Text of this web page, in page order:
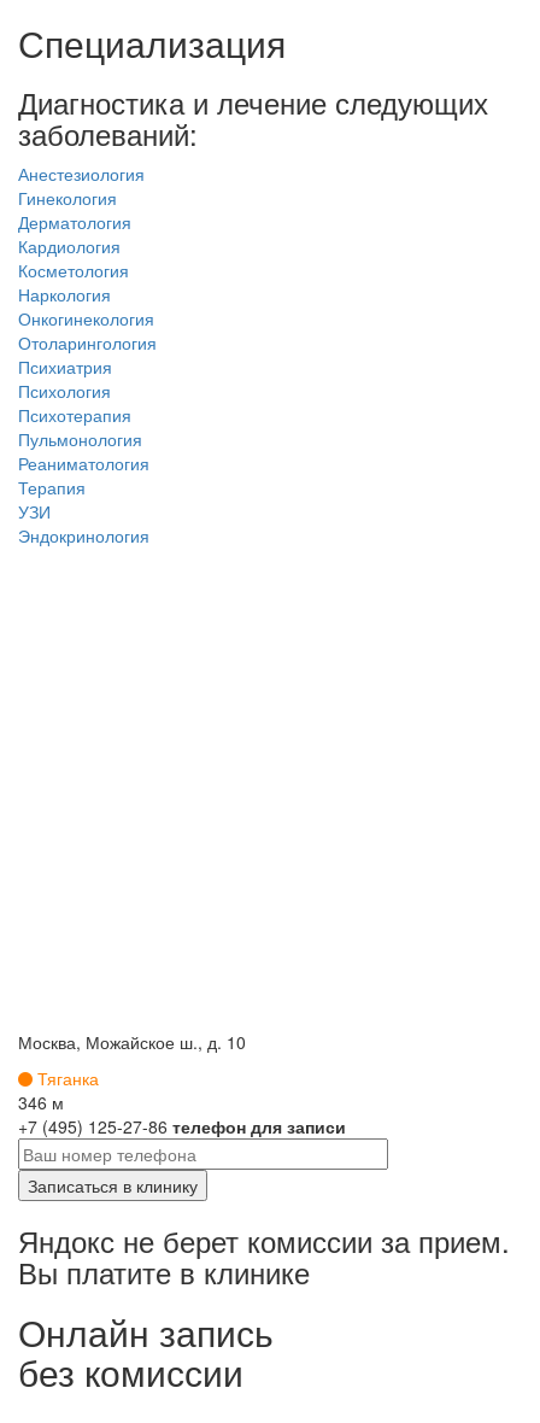
Специализация
Диагностика и лечение следующих
заболеваний:
Анестезиология
Гинекология
Дерматология
Кардиология
Косметология
Наркология
Онкогинекология
Отоларингология
Психиатрия
Психология
Психотерапия
Пульмонология
Реаниматология
Терапия
УЗИ
Эндокринология
Москва, Можайское ш., д. 10
Тяганка
346 м
+7 (495) 125-27-86 телефон для записи
Яндокс не берет комиссии за прием.
Вы платите в клинике
Онлайн запись
без комиссии